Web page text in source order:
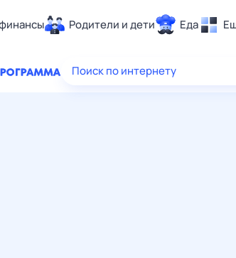
Родители и дети Еда
Здоровье
Поиск по интернету